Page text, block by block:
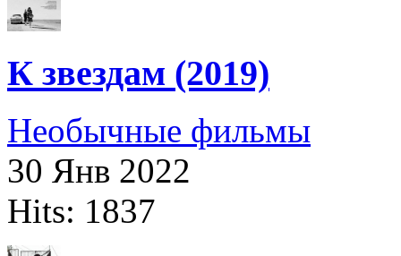
К звездам (2019)
Необычные фильмы
30 Янв 2022
Hits: 1837